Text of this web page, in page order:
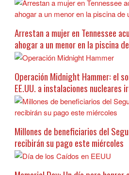
Arrestan a mujer en Tennessee
ahogar a un menor en la piscina
Operación Midnight Hammer: el
EE.UU. a instalaciones nucleares
Millones de beneficiarios del
recibirán su pago este miércoles